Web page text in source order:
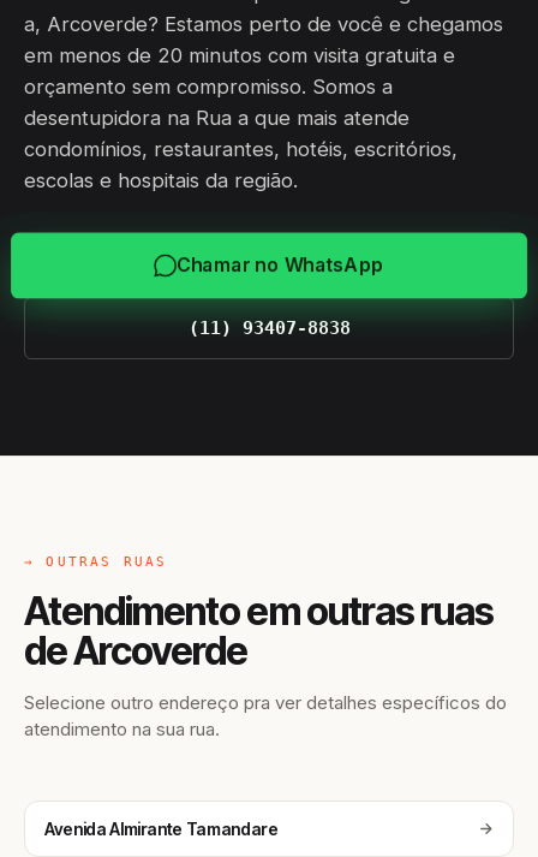
a, Arcoverde? Estamos perto de você e chegamos
em menos de 20 minutos com visita gratuita e
orçamento sem compromisso. Somos a
desentupidora na Rua a que mais atende
condomínios, restaurantes, hotéis, escritórios,
escolas e hospitais da região.
Chamar no WhatsApp
(11) 93407-8838
→ OUTRAS RUAS
Atendimento em outras ruas
de Arcoverde
Selecione outro endereço pra ver detalhes específicos do
atendimento na sua rua.
Avenida Almirante Tamandare